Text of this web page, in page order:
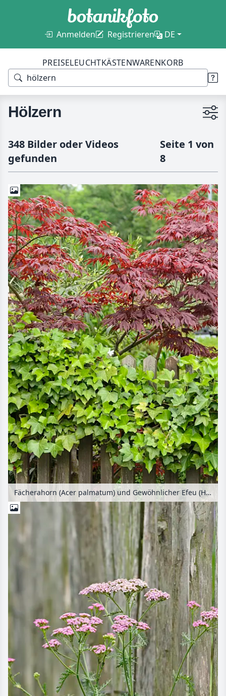
Anmelden Registrieren DE
PREISELEUCHTKÄSTENWARENKORB
Hölzern
348 Bilder oder Videos
gefunden
Seite 1 von
8
Fächerahorn (Acer palmatum) und Gewöhnlicher Efeu (Hedera helix)